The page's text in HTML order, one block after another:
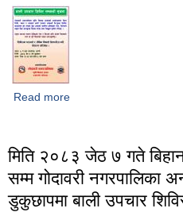
Read more
मिति २०८३ जेठ ७ गते
सम्म गोदावरी नगरपालिका
डुकुछापमा बाली उपचार